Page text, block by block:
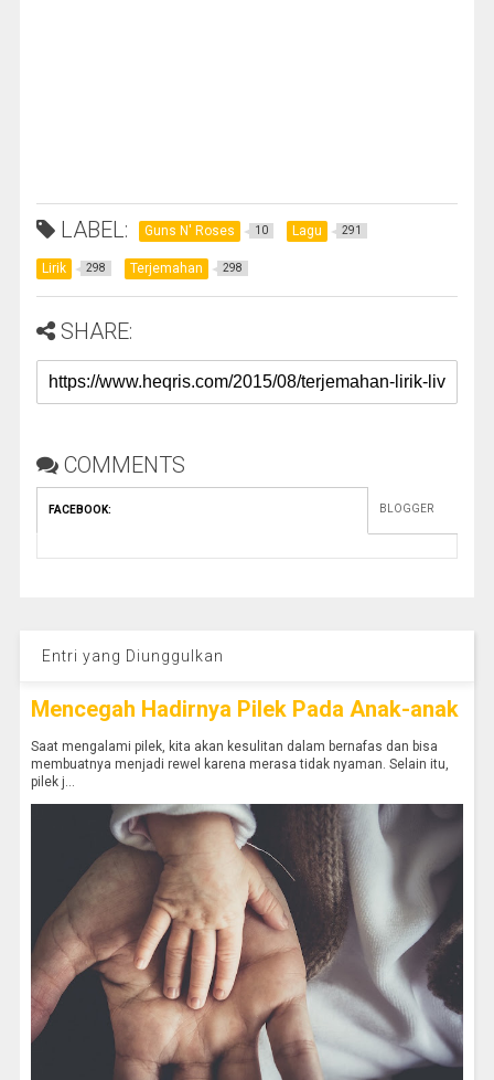
LABEL: Guns N' Roses 10 Lagu 291
Lirik 298 Terjemahan 298
SHARE:
COMMENTS
FACEBOOK: BLOGGER
Entri yang Diunggulkan
Mencegah Hadirnya Pilek Pada Anak-anak
Saat mengalami pilek, kita akan kesulitan dalam bernafas dan bisa
membuatnya menjadi rewel karena merasa tidak nyaman. Selain itu,
pilek j...